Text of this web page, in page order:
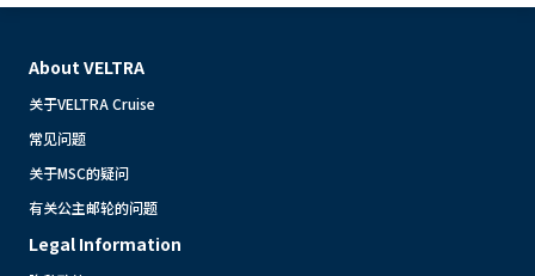
About VELTRA
关于VELTRA Cruise
常见问题
关于MSC的疑问
有关公主邮轮的问题
Legal Information